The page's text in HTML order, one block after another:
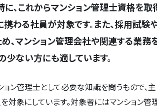
に、これからマンション管理士資格を取
わる社員が対象です。また、採用試験
、マンション管理会社や関連する業務
ない方にも適しています。
ョン管理士として必要な知識を問うもので
対象にしています。対象者にはマンション管